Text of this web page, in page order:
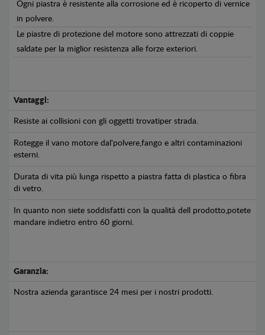
Ogni piastra è resistente alla corrosione ed è ricoperto di vernice
in polvere.
Le piastre di protezione del motore sono attrezzati di coppie
saldate per la miglior resistenza alle forze exteriori.
Vantaggi:
Resiste ai collisioni con gli oggetti trovatiper strada.
Rotegge il vano motore dal'polvere,fango e altri contaminazioni
esterni.
Durata di vita più lunga rispetto a piastra fatta di plastica o fibra
di vetro.
In quanto non siete soddisfatti con la qualità dell prodotto,potete
mandare indietro entro 60 giorni.
Garanzia:
Nostra azienda garantisce 24 mesi per i nostri prodotti.